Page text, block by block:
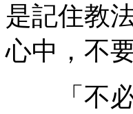
是記住教
心中，不
「不必